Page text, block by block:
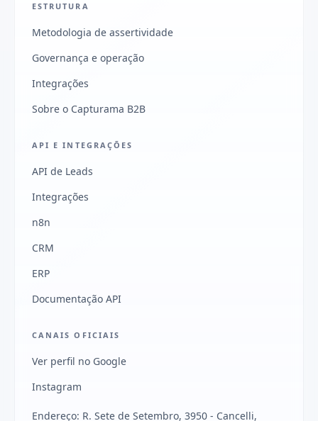
ESTRUTURA
Metodologia de assertividade
Governança e operação
Integrações
Sobre o Capturama B2B
API E INTEGRAÇÕES
API de Leads
Integrações
n8n
CRM
ERP
Documentação API
CANAIS OFICIAIS
Ver perfil no Google
Instagram
Endereço: R. Sete de Setembro, 3950 - Cancelli,